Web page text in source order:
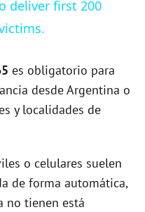
deliver first 200
es obligatorio para
desde Argentina o
y localidades de
o celulares suelen
de forma automática,
no tienen está